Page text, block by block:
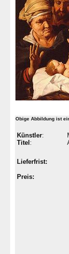
Obige Abbildung ist
Künstler:
Titel :
Lieferfrist:
Preis: